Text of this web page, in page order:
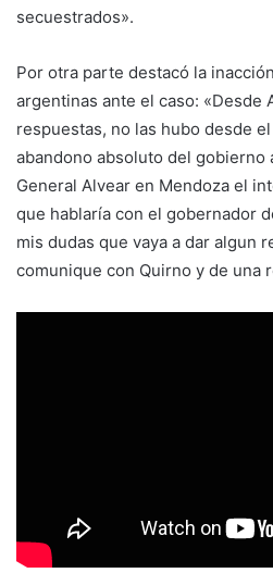
secuestrados».
Por otra parte destacó la
argentinas ante el caso: «Desde
respuestas, no las hubo desde
abandono absoluto del gobierno
General Alvear en Mendoza el
que hablaría con el gobernador
mis dudas que vaya a dar algun
comunique con Quirno y de una